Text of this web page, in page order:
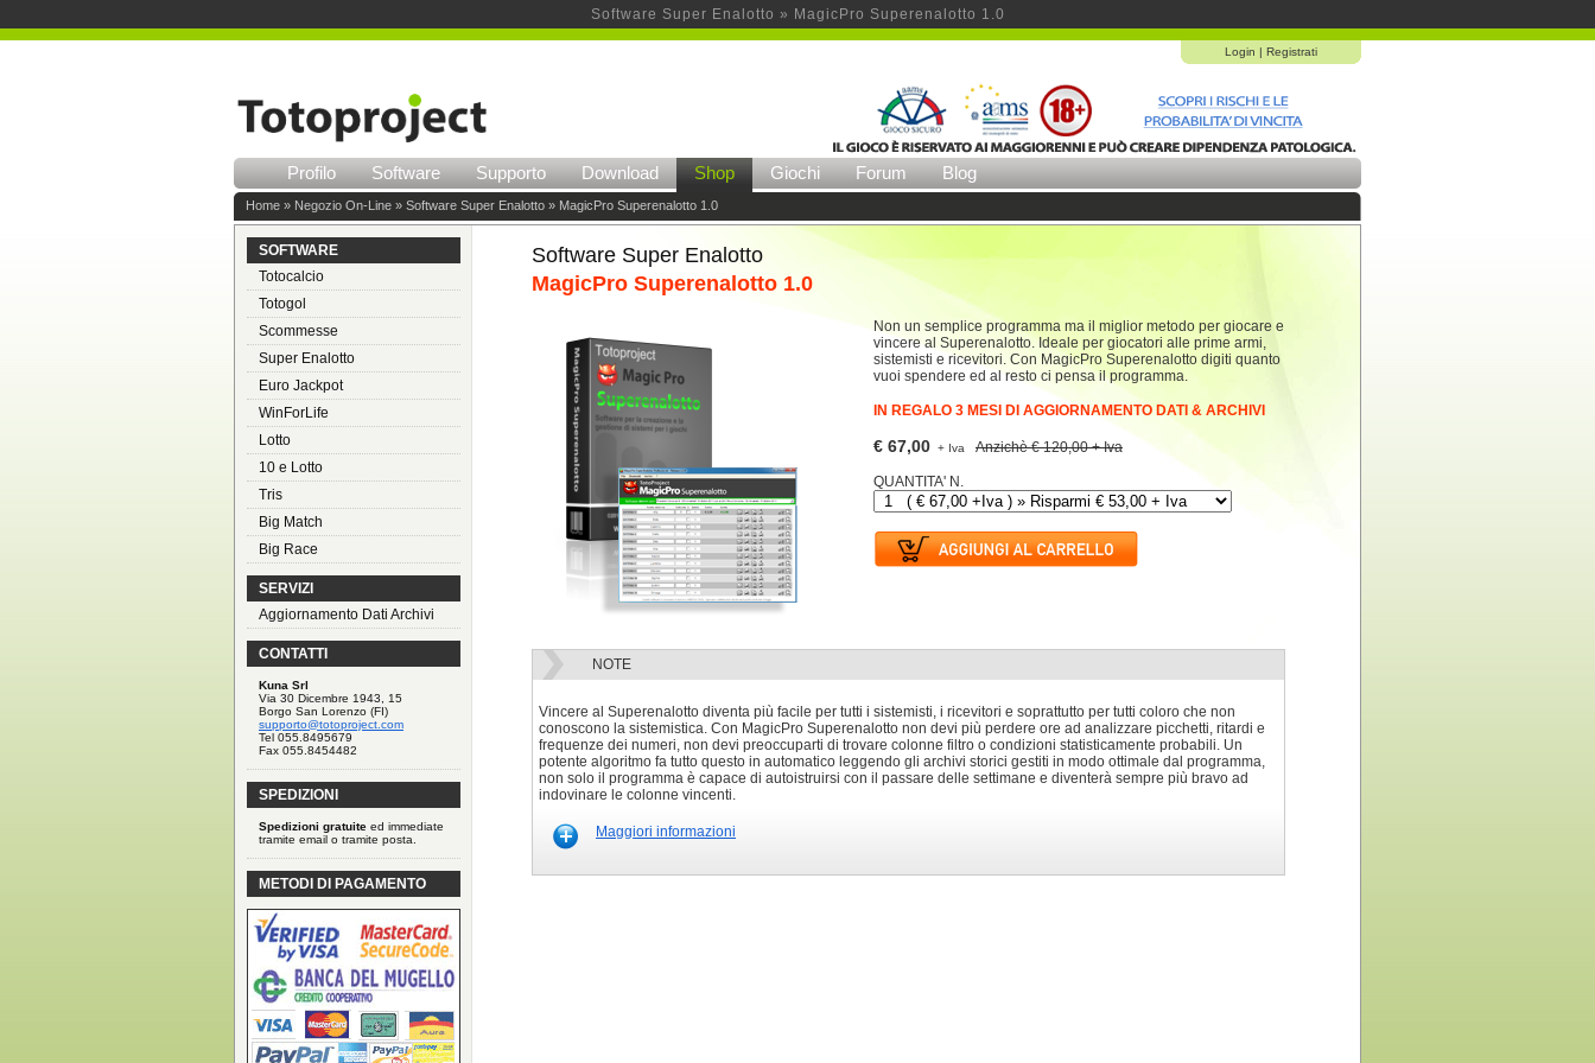
Software Super Enalotto » MagicPro Superenalotto 1.0
Login | Registrati
Profilo Software Supporto Download Shop Giochi Forum Blog
Home » Negozio On-Line » Software Super Enalotto » MagicPro Superenalotto 1.0
SOFTWARE
Totocalcio
Totogol
Scommesse
Super Enalotto
Euro Jackpot
WinForLife
Lotto
10 e Lotto
Tris
Big Match
Big Race
SERVIZI
Aggiornamento Dati Archivi
CONTATTI
Kuna Srl
Via 30 Dicembre 1943, 15
Borgo San Lorenzo (FI)
supporto@totoproject.com
Tel 055.8495679
Fax 055.8454482
SPEDIZIONI
Spedizioni gratuite ed immediate
tramite email o tramite posta.
METODI DI PAGAMENTO
Software Super Enalotto
MagicPro Superenalotto 1.0
Non un semplice programma ma il miglior metodo per giocare e
vincere al Superenalotto. Ideale per giocatori alle prime armi,
sistemisti e ricevitori. Con MagicPro Superenalotto digiti quanto
vuoi spendere ed al resto ci pensa il programma.
IN REGALO 3 MESI DI AGGIORNAMENTO DATI & ARCHIVI
€ 67,00 + Iva Anzichè € 120,00 + Iva
QUANTITA' N.
NOTE
Vincere al Superenalotto diventa più facile per tutti i sistemisti, i ricevitori e soprattutto per tutti coloro che non
conoscono la sistemistica. Con MagicPro Superenalotto non devi più perdere ore ad analizzare picchetti, ritardi e
frequenze dei numeri, non devi preoccuparti di trovare colonne filtro o condizioni statisticamente probabili. Un
potente algoritmo fa tutto questo in automatico leggendo gli archivi storici gestiti in modo ottimale dal programma,
non solo il programma è capace di autoistruirsi con il passare delle settimane e diventerà sempre più bravo ad
indovinare le colonne vincenti.
Maggiori informazioni